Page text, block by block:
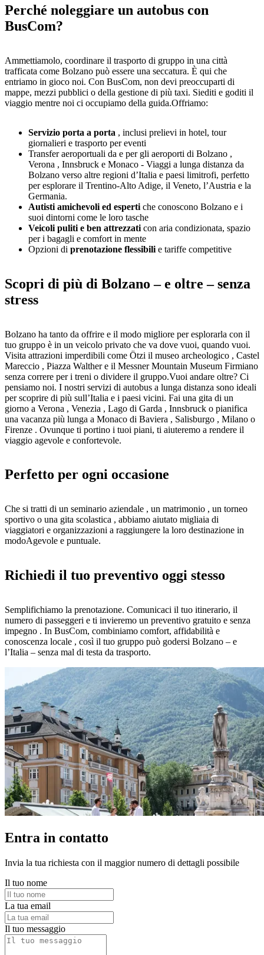
Perché noleggiare un autobus con
BusCom?
Ammettiamolo, coordinare il trasporto di gruppo in una città
trafficata come Bolzano può essere una seccatura. È qui che
entriamo in gioco noi. Con BusCom, non devi preoccuparti di
mappe, mezzi pubblici o della gestione di più taxi. Siediti e goditi il
viaggio mentre noi ci occupiamo della guida.Offriamo:
Servizio porta a porta , inclusi prelievi in hotel, tour
giornalieri e trasporto per eventi
Transfer aeroportuali da e per gli aeroporti di Bolzano ,
Verona , Innsbruck e Monaco - Viaggi a lunga distanza da
Bolzano verso altre regioni d’Italia e paesi limitrofi, perfetto
per esplorare il Trentino-Alto Adige, il Veneto, l’Austria e la
Germania.
Autisti amichevoli ed esperti che conoscono Bolzano e i
suoi dintorni come le loro tasche
Veicoli puliti e ben attrezzati con aria condizionata, spazio
per i bagagli e comfort in mente
Opzioni di prenotazione flessibili e tariffe competitive
Scopri di più di Bolzano – e oltre – senza
stress
Bolzano ha tanto da offrire e il modo migliore per esplorarla con il
tuo gruppo è in un veicolo privato che va dove vuoi, quando vuoi.
Visita attrazioni imperdibili come Ötzi il museo archeologico , Castel
Mareccio , Piazza Walther e il Messner Mountain Museum Firmiano
senza correre per i treni o dividere il gruppo.Vuoi andare oltre? Ci
pensiamo noi. I nostri servizi di autobus a lunga distanza sono ideali
per scoprire di più sull’Italia e i paesi vicini. Fai una gita di un
giorno a Verona , Venezia , Lago di Garda , Innsbruck o pianifica
una vacanza più lunga a Monaco di Baviera , Salisburgo , Milano o
Firenze . Ovunque ti portino i tuoi piani, ti aiuteremo a rendere il
viaggio agevole e confortevole.
Perfetto per ogni occasione
Che si tratti di un seminario aziendale , un matrimonio , un torneo
sportivo o una gita scolastica , abbiamo aiutato migliaia di
viaggiatori e organizzazioni a raggiungere la loro destinazione in
modoAgevole e puntuale.
Richiedi il tuo preventivo oggi stesso
Semplifichiamo la prenotazione. Comunicaci il tuo itinerario, il
numero di passeggeri e ti invieremo un preventivo gratuito e senza
impegno . In BusCom, combiniamo comfort, affidabilità e
conoscenza locale , così il tuo gruppo può godersi Bolzano – e
l’Italia – senza mal di testa da trasporto.
Entra in contatto
Invia la tua richiesta con il maggior numero di dettagli possibile
Il tuo nome
La tua email
Il tuo messaggio